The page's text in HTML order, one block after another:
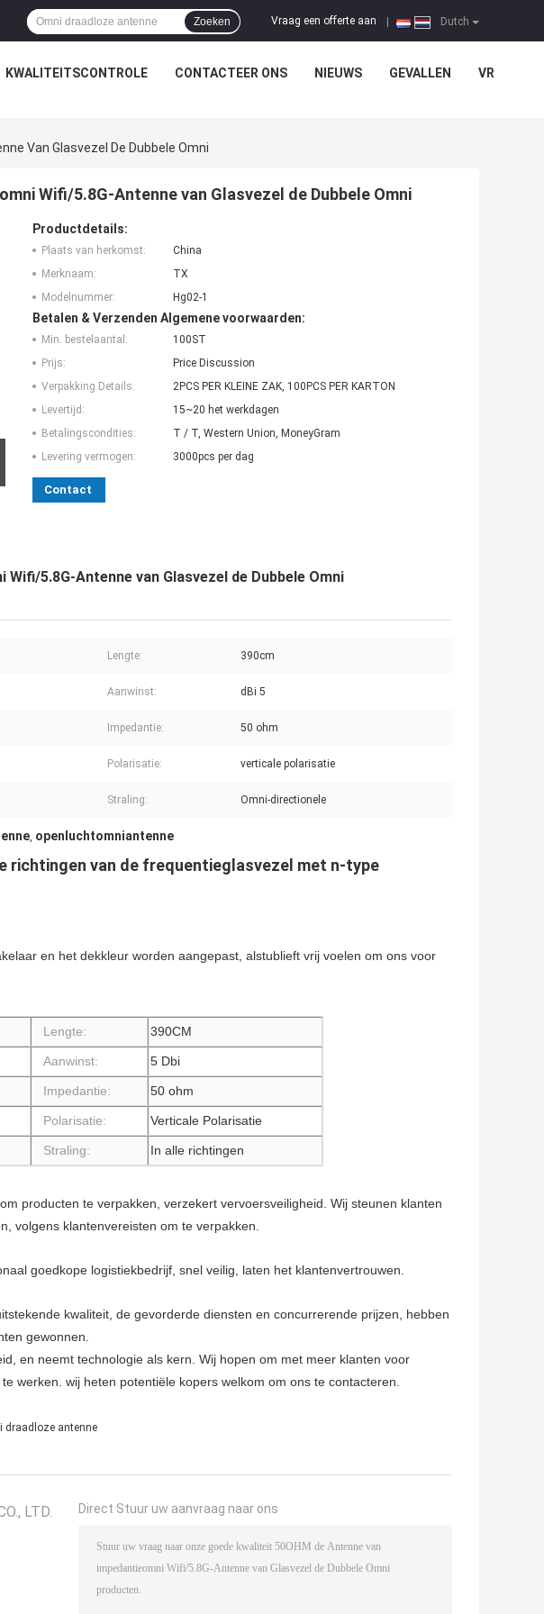
Dutch
Vraag een offerte aan
Zoeken
KWALITEITSCONTROLE CONTACTEER ONS NIEUWS GEVALLEN VR
Van Glasvezel De Dubbele Omni
Wifi/5.8G-Antenne van Glasvezel de Dubbele Omni
Productdetails:
Plaats van herkomst:
China
Merknaam:
TX
Modelnummer:
Hg02-1
Betalen & Verzenden Algemene voorwaarden:
Min. bestelaantal:
100ST
Prijs:
Price Discussion
Verpakking Details:
2PCS PER KLEINE ZAK, 100PCS PER KARTON
Levertijd:
15~20 het werkdagen
Betalingscondities:
T / T, Western Union, MoneyGram
Levering vermogen:
3000pcs per dag
Contact
5.8G-Antenne van Glasvezel de Dubbele Omni
Lengte: 390cm
Aanwinst: dBi 5
Impedantie: 50 ohm
Polarisatie: verticale polarisatie
Straling: Omni-directionele
, openluchtomniantenne
richtingen van de frequentieglasvezel met n-type
en het dekkleur worden aangepast, alstublieft vrij voelen om ons voor
Lengte: 390CM
Aanwinst: 5 Dbi
Impedantie: 50 ohm
Polarisatie: Verticale Polarisatie
Straling: In alle richtingen
producten te verpakken, verzekert vervoersveiligheid. Wij steunen klanten
volgens klantenvereisten om te verpakken.
goedkope logistiekbedrijf, snel veilig, laten het klantenvertrouwen.
kwaliteit, de gevorderde diensten en concurrerende prijzen, hebben
gewonnen.
en neemt technologie als kern. Wij hopen om met meer klanten voor
werken. wij heten potentiële kopers welkom om ons te contacteren.
draadloze antenne
LTD. Direct Stuur uw aanvraag naar ons